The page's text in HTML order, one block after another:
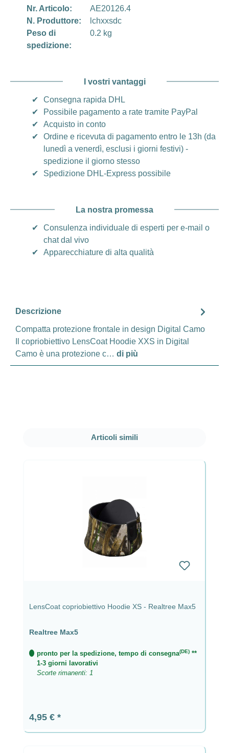
Nr. Articolo:
AE20126.4
N. Produttore:
lchxxsdc
Peso di
spedizione:
0.2 kg
I vostri vantaggi
✔
Consegna rapida DHL
✔
Possibile pagamento a rate tramite PayPal
✔
Acquisto in conto
✔
Ordine e ricevuta di pagamento entro le 13h (da
lunedì a venerdì, esclusi i giorni festivi) -
spedizione il giorno stesso
✔
Spedizione DHL-Express possibile
La nostra promessa
✔
Consulenza individuale di esperti per e-mail o
chat dal vivo
✔
Apparecchiature di alta qualità
Descrizione
Compatta protezione frontale in design Digital Camo
Il copriobiettivo LensCoat Hoodie XXS in Digital
Camo è una protezione c… di più
Salta la galleria dei prodotti
Articoli simili
LensCoat copriobiettivo Hoodie XS - Realtree Max5
Realtree Max5
pronto per la spedizione, tempo di consegna(DE) **
1-3 giorni lavorativi
Scorte rimanenti: 1
Prezzo normale:
4,95 €